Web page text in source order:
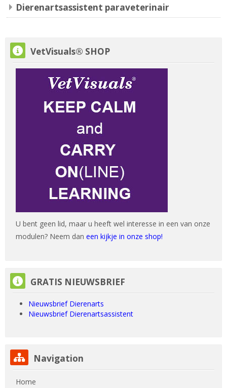
Dierenartsassistent paraveterinair
Skip VetVisuals® SHOP
VetVisuals® SHOP
U bent geen lid, maar u heeft wel interesse in een van onze
modulen? Neem dan een kijkje in onze shop!
Skip GRATIS NIEUWSBRIEF
GRATIS NIEUWSBRIEF
Nieuwsbrief Dierenarts
Nieuwsbrief Dierenartsassistent
Skip Navigation
Navigation
Home